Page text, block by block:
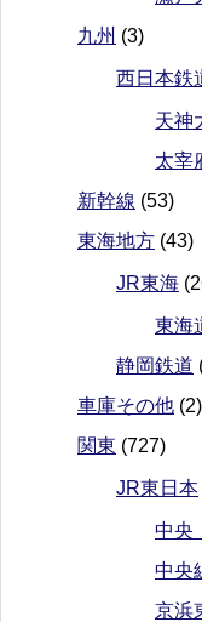
九州 (3)
西日本鉄
天神
太宰
新幹線 (53)
東海地方 (43)
JR東海
東海
静岡鉄道
車庫その他 (2)
関東 (727)
JR東日本
中央
中央
京浜